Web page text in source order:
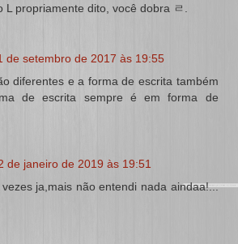
L propriamente dito, você dobra ㄹ.
de setembro de 2017 às 19:55
diferentes e a forma de escrita também
de escrita sempre é em forma de
de janeiro de 2019 às 19:51
ja,mais não entendi nada aindaa!...